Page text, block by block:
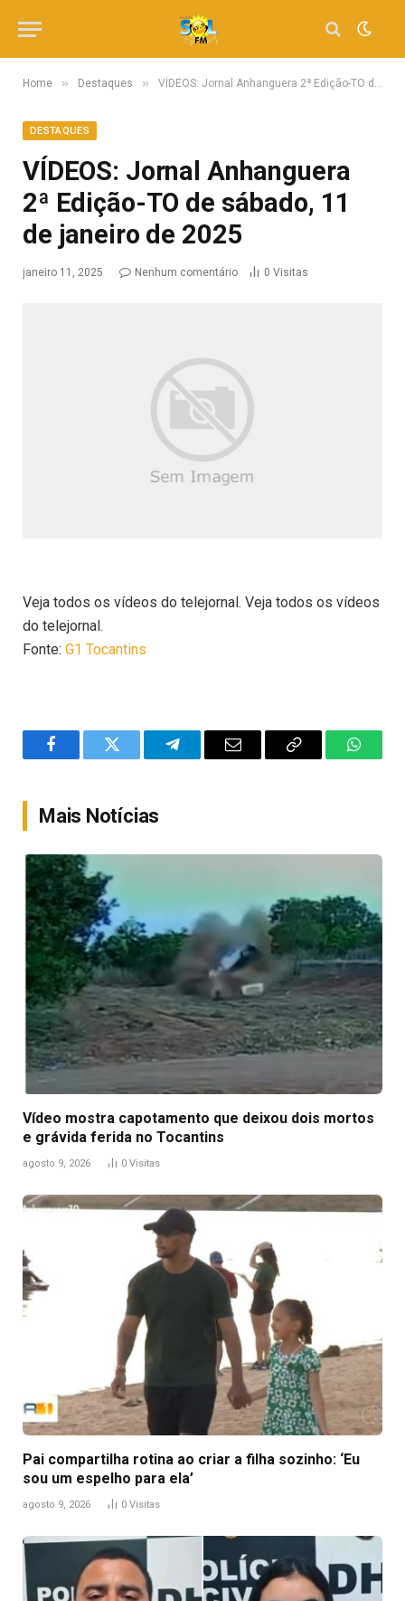
Home » Destaques » VÍDEOS: Jornal Anhanguera 2ª Edição-TO de sábado, 11 de janeiro de 2025
DESTAQUES
VÍDEOS: Jornal Anhanguera
2ª Edição-TO de sábado, 11
de janeiro de 2025
janeiro 11, 2025 Nenhum comentário 0 Visitas
Veja todos os vídeos do telejornal. Veja todos os vídeos
do telejornal.
Fonte: G1 Tocantins
FacebookTwitter TelegramEmail
Copy
Mais Notícias
Vídeo mostra capotamento que deixou dois mortos
e grávida ferida no Tocantins
agosto 9, 2026 0 Visitas
Pai compartilha rotina ao criar a filha sozinho: ‘Eu
sou um espelho para ela’
agosto 9, 2026 0 Visitas